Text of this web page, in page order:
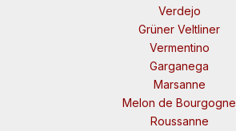
Verdejo
Grüner Veltliner
Vermentino
Garganega
Marsanne
Melon de Bourgogne
Roussanne